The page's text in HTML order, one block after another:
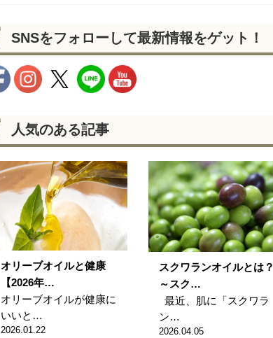
SNSをフォローして最新情報をゲット！
人気のある記事
オリーブオイルと健康
【2026年…
オリーブオイルが健康に
いいと…
2026.01.22
スクワランオイルとは？
～スク…
最近、肌に「スクワラ
ン…
2026.04.05